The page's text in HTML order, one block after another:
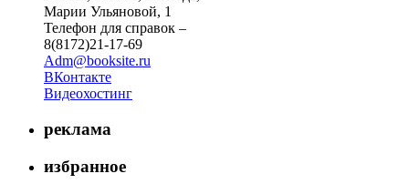
Марии Ульяновой, 1
Телефон для справок –
8(8172)21-17-69
Adm@booksite.ru
ВКонтакте
Видеохостинг
реклама
избранное